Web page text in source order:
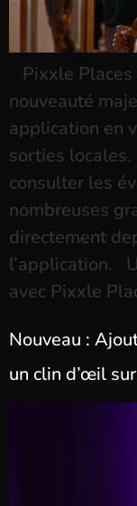
Pixxle Places
nouveauté
application en
sorties locales.
consulter les
nombreuses
directement
l’application.
avec Pixxle
Nouveau :
un clin d’œil